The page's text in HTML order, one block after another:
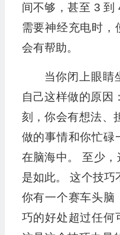
间不够，甚至 3 到
需要神经充电时，
会有帮助。
当你闭上眼睛
自己这样做的原因
刻，你会有想法、
做的事情和你忙碌
在脑海中。 至少
是如此。 这个技巧
你有一个赛车头脑
巧的好处超过任何